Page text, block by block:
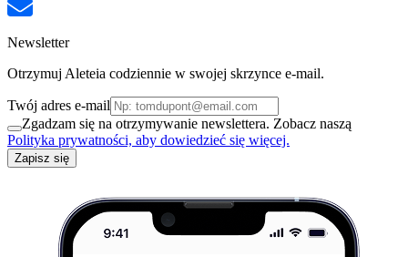
Newsletter
Otrzymuj Aleteia codziennie w swojej skrzynce e-mail.
Twój adres e-mail
Zgadzam się na otrzymywanie newslettera. Zobacz naszą
Polityka prywatności, aby dowiedzieć się więcej.
Zapisz się